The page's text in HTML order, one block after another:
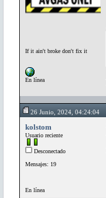
If it ain't broke don't fix it
En línea
26 Junio, 2024, 04:24:04
kolstom
Usuario reciente
Desconectado
Mensajes: 19
En línea